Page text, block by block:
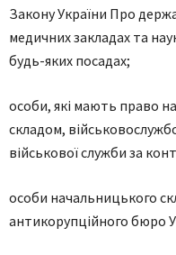
Закону України Про
медичних закладах та
будь-яких посадах;
особи, які мають право
складом,
військової служби за
особи начальницького
антикорупційного бюро